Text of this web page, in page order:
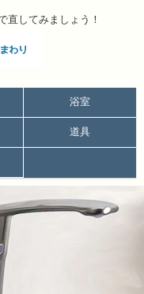
直してみましょう！
浴室
道具